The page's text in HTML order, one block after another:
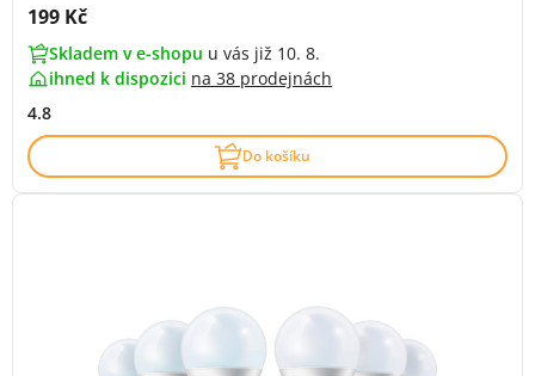
Cena s DPH:
199 Kč
Skladem v e-shopu u vás již 10. 8.
ihned k dispozici na 38 prodejnách
4.8
Do košíku